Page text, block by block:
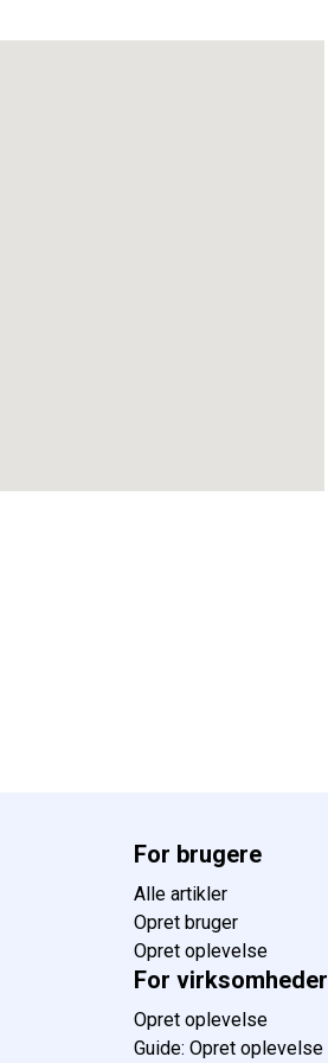
For brugere
Alle artikler
Opret bruger
Opret oplevelse
For virksomheder
Opret oplevelse
Guide: Opret oplevelse